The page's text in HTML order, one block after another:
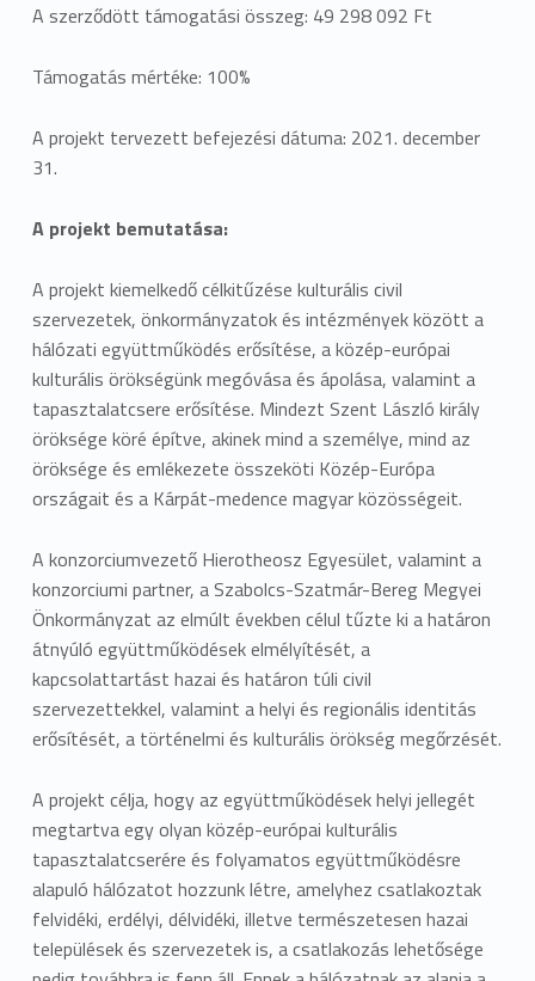
1
7
-
2
0
1
7
-
0
0
1
3
3
A szerződött támogatási összeg: 49 298 092 Ft
Támogatás mértéke: 100%
A projekt tervezett befejezési dátuma: 2021. december
31.
A projekt bemutatása:
A projekt kiemelkedő célkitűzése kulturális civil
szervezetek, önkormányzatok és intézmények között a
hálózati együttműködés erősítése, a közép-európai
kulturális örökségünk megóvása és ápolása, valamint a
tapasztalatcsere erősítése. Mindezt Szent László király
öröksége köré építve, akinek mind a személye, mind az
öröksége és emlékezete összeköti Közép-Európa
országait és a Kárpát-medence magyar közösségeit.
A konzorciumvezető Hierotheosz Egyesület, valamint a
konzorciumi partner, a Szabolcs-Szatmár-Bereg Megyei
Önkormányzat az elmúlt években célul tűzte ki a határon
átnyúló együttműködések elmélyítését, a
kapcsolattartást hazai és határon túli civil
szervezettekkel, valamint a helyi és regionális identitás
erősítését, a történelmi és kulturális örökség megőrzését.
A projekt célja, hogy az együttműködések helyi jellegét
megtartva egy olyan közép-európai kulturális
tapasztalatcserére és folyamatos együttműködésre
alapuló hálózatot hozzunk létre, amelyhez csatlakoztak
felvidéki, erdélyi, délvidéki, illetve természetesen hazai
települések és szervezetek is, a csatlakozás lehetősége